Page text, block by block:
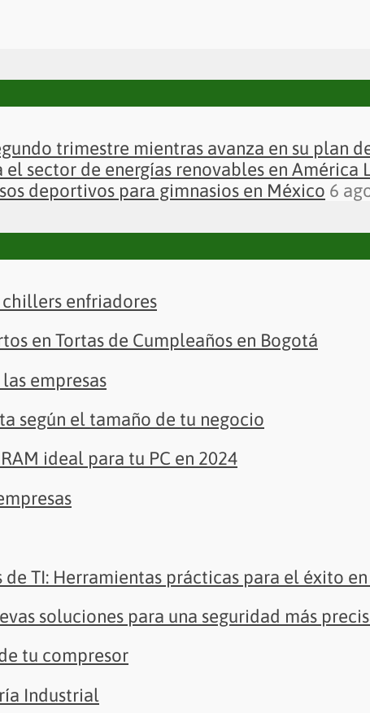
trimestre mientras avanza en su plan
sector de energías renovables en América
deportivos para gimnasios en México 6
enfriadores
en Tortas de Cumpleaños en Bogotá
empresas
según el tamaño de tu negocio
ideal para tu PC en 2024
TI: Herramientas prácticas para el éxito
soluciones para una seguridad más
tu compresor
Industrial